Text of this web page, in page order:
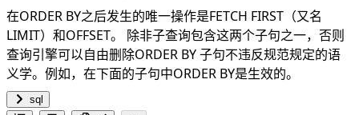
在ORDER BY之后发生的唯一操作是FETCH FIRST（又名
LIMIT）和OFFSET。 除非子查询包含这两个子句之一，否则
查询引擎可以自由删除ORDER BY 子句不违反规范规定的语
义学。例如，在下面的子句中ORDER BY是生效的。
sql